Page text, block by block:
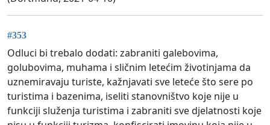
#353
Odluci bi trebalo dodati: zabraniti galebovima,
golubovima, muhama i sličnim letećim životinjama da
uznemiravaju turiste, kažnjavati sve leteće što sere po
turistima i bazenima, iseliti stanovništvo koje nije u
funkciji služenja turistima i zabraniti sve djelatnosti koje